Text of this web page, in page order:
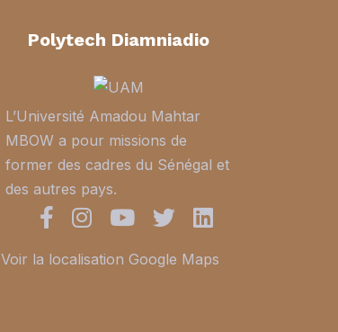
Polytech Diamniadio
L’Université Amadou Mahtar
MBOW a pour missions de
former des cadres du Sénégal et
des autres pays.
Voir la localisation Google Maps